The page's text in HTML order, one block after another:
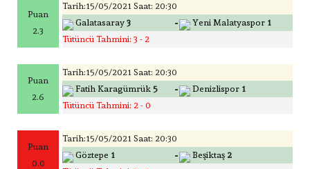
Puan
2.3
Tarih:15/05/2021 Saat: 20:30
Galatasaray 3 - Yeni Malatyaspor 1
Tütüncü Tahmini: 3 - 2
Puan
2.6
Tarih:15/05/2021 Saat: 20:30
Fatih Karagümrük 5 - Denizlispor 1
Tütüncü Tahmini: 2 - 0
Puan
0.0
Tarih:15/05/2021 Saat: 20:30
Göztepe 1 - Beşiktaş 2